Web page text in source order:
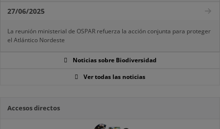
27/06/2025
La reunión ministerial de OSPAR refuerza la acción conjunta para proteger
el Atlántico Nordeste
Noticias sobre Biodiversidad
Ver todas las noticias
Accesos directos